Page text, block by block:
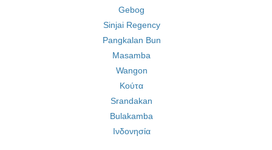
Gebog
Sinjai Regency
Pangkalan Bun
Masamba
Wangon
Κούτα
Srandakan
Bulakamba
Ινδονησία